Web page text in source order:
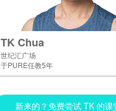
TK Chua
世纪汇广场
于PURE任教5年
新来的？免费尝试 TK 的